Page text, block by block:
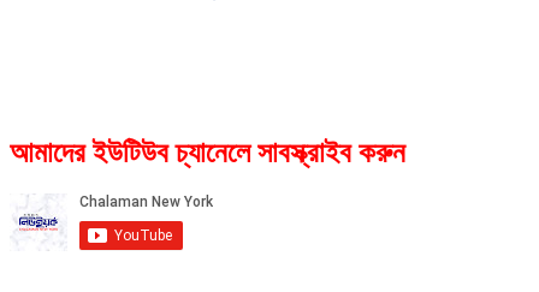
আমাদের ইউটিউব চ্যানেলে সাবস্ক্রাইব করুন